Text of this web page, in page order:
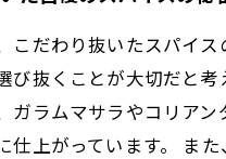
こだわり抜いたスパイ
び抜くことが大切だと
ガラムマサラやコリア
仕上がっています。 ま